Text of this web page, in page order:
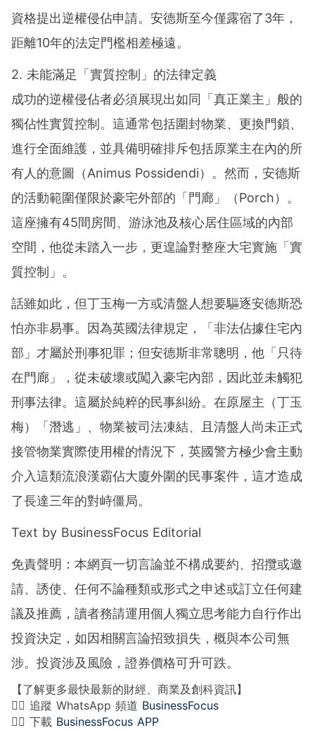
資格提出逆權侵佔申請。安德斯至今僅露宿了3年，
距離10年的法定門檻相差極遠。
2. 未能滿足「實質控制」的法律定義
成功的逆權侵佔者必須展現出如同「真正業主」般的
獨佔性實質控制。這通常包括圍封物業、更換門鎖、
進行全面維護，並具備明確排斥包括原業主在內的所
有人的意圖（Animus Possidendi）。然而，安德斯
的活動範圍僅限於豪宅外部的「門廊」（Porch）。
這座擁有45間房間、游泳池及核心居住區域的內部
空間，他從未踏入一步，更遑論對整座大宅實施「實
質控制」。
話雖如此，但丁玉梅一方或清盤人想要驅逐安德斯恐
怕亦非易事。因為英國法律規定，「非法佔據住宅內
部」才屬於刑事犯罪；但安德斯非常聰明，他「只待
在門廊」，從未破壞或闖入豪宅內部，因此並未觸犯
刑事法律。這屬於純粹的民事糾紛。在原屋主（丁玉
梅）「潛逃」、物業被司法凍結、且清盤人尚未正式
接管物業實際使用權的情況下，英國警方極少會主動
介入這類流浪漢霸佔大廈外圍的民事案件，這才造成
了長達三年的對峙僵局。
Text by BusinessFocus Editorial
免責聲明：本網頁一切言論並不構成要約、招攬或邀
請、誘使、任何不論種類或形式之申述或訂立任何建
議及推薦，讀者務請運用個人獨立思考能力自行作出
投資決定，如因相關言論招致損失，概與本公司無
涉。投資涉及風險，證券價格可升可跌。
【了解更多最快最新的財經、商業及創科資訊】
👉🏻 追蹤 WhatsApp 頻道 BusinessFocus
👉🏻 下載 BusinessFocus APP